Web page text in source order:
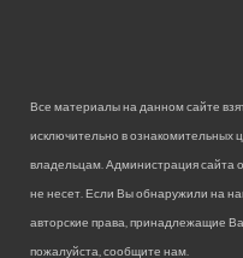
Все материалы на данном сайте
исключительно в ознакомительных
владельцам. Администрация сайта
не несет. Если Вы обнаружили на
авторские права, принадлежащие
пожалуйста, сообщите нам.